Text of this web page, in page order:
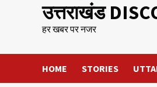
उत्तराखंड
हर खबर पर नजर
HOME STORIES